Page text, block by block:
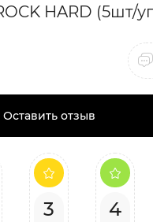
HARD (5шт/
Оставить отзыв
3 4